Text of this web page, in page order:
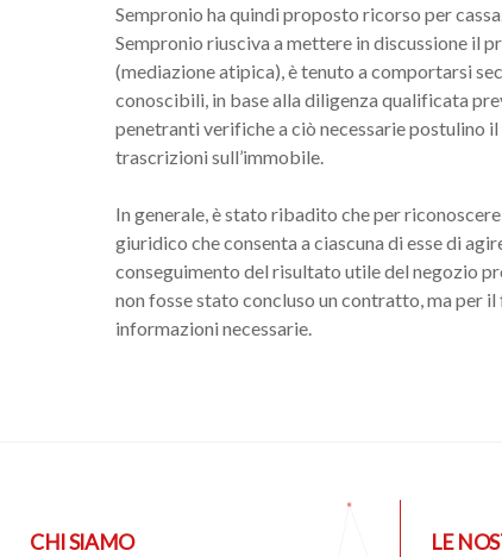
Sempronio ha quindi proposto ricorso per
Sempronio riusciva a mettere in discussione il
(mediazione atipica), è tenuto a comportarsi
conoscibili, in base alla diligenza qualificata
penetranti verifiche a ciò necessarie postulino
trascrizioni sull’immobile.
In generale, è stato ribadito che per
giuridico che consenta a ciascuna di esse di
conseguimento del risultato utile del negozio
non fosse stato concluso un contratto, ma per
informazioni necessarie.
CHI SIAMO LE